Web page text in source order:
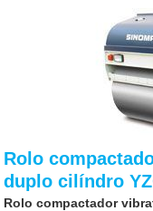
Rolo
duplo cilíndro
Rolo compactador